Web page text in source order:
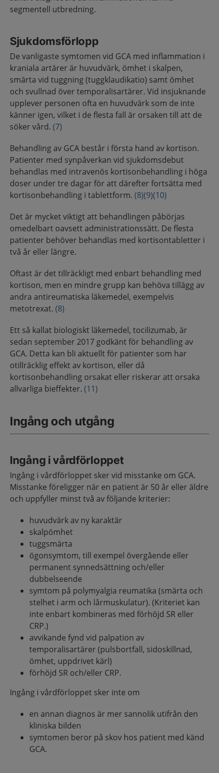
segmentell utbredning.
Sjukdomsförlopp
De vanligaste symtomen vid GCA med inflammation i
kraniala artärer är huvudvärk, ömhet i skalpen,
smärta vid tuggning (tuggklaudikatio) samt ömhet
och svullnad över temporalisartärer. Vid insjuknande
upplever personen ofta en huvudvärk som de inte
känner igen, vilket i de flesta fall är orsaken till att de
söker vård. (7)
Behandling av GCA består i första hand av kortison.
Patienter med synpåverkan vid sjukdomsdebut
behandlas med intravenös kortisonbehandling i höga
doser under tre dagar för att därefter fortsätta med
kortisonbehandling i tablettform. (8)(9)(10)
Det är mycket viktigt att behandlingen påbörjas
omedelbart oavsett administrationssätt. De flesta
patienter behöver behandlas med kortisontabletter i
två år eller längre.
Oftast är det tillräckligt med enbart behandling med
kortison, men en mindre grupp kan behöva tillägg av
andra antireumatiska läkemedel, exempelvis
metotrexat. (8)
Ett så kallat biologiskt läkemedel, tocilizumab, är
sedan september 2017 godkänt för behandling av
GCA. Detta kan bli aktuellt för patienter som har
otillräcklig effekt av kortison, eller då
kortisonbehandling orsakat eller riskerar att orsaka
allvarliga bieffekter. (11)
Ingång och utgång
Ingång i vårdförloppet
Ingång i vårdförloppet sker vid misstanke om GCA.
Misstanke föreligger när en patient är 50 år eller äldre
och uppfyller minst två av följande kriterier:
huvudvärk av ny karaktär
skalpömhet
tuggsmärta
ögonsymtom, till exempel övergående eller
permanent synnedsättning och/eller
dubbelseende
symtom på polymyalgia reumatika (smärta och
stelhet i arm och lårmuskulatur). (Kriteriet kan
inte enbart kombineras med förhöjd SR eller
CRP.)
avvikande fynd vid palpation av
temporalisartärer (pulsbortfall, sidoskillnad,
ömhet, uppdrivet kärl)
förhöjd SR och/eller CRP.
Ingång i vårdförloppet sker inte om
en annan diagnos är mer sannolik utifrån den
kliniska bilden
symtomen beror på skov hos patient med känd
GCA.